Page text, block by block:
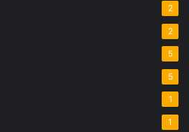
2
2
5
5
1
1